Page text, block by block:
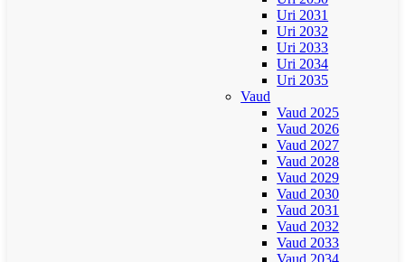
Uri 2031
Uri 2032
Uri 2033
Uri 2034
Uri 2035
Vaud
Vaud 2025
Vaud 2026
Vaud 2027
Vaud 2028
Vaud 2029
Vaud 2030
Vaud 2031
Vaud 2032
Vaud 2033
Vaud 2034